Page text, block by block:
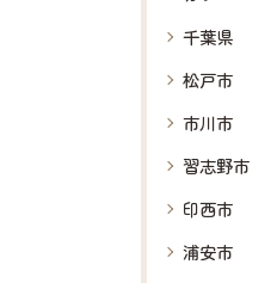
千葉県
松戸市
市川市
習志野市
印西市
浦安市